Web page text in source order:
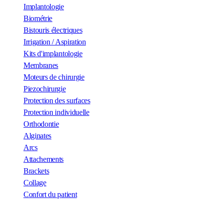
Implantologie
Biométrie
Bistouris électriques
Irrigation / Aspiration
Kits d'implantologie
Membranes
Moteurs de chirurgie
Piezochirurgie
Protection des surfaces
Protection individuelle
Orthodontie
Alginates
Arcs
Attachements
Brackets
Collage
Confort du patient